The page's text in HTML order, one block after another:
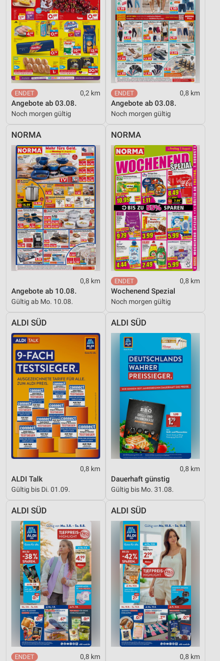
0,2 km
Angebote ab 03.08.
Noch morgen gültig
0,8 km
Angebote ab 03.08.
Noch morgen gültig
NORMA
0,8 km
Angebote ab 10.08.
Gültig ab Mo. 10.08.
NORMA
0,8 km
Wochenend Spezial
Noch morgen gültig
ALDI SÜD
0,8 km
ALDI Talk
Gültig bis Di. 01.09.
ALDI SÜD
0,8 km
Dauerhaft günstig
Gültig bis Mo. 31.08.
ALDI SÜD
0,8 km
ALDI SÜD
0,8 km
Inhalten
IAB-Besonderheiten:
Verwendung genauer Standortdaten
Geräte anhand von aktiv angeforderten
Informationen identifizieren
Nicht-IAB-Verarbeitungszwecke:
Notwendig
Performance
Funktional
Werbung